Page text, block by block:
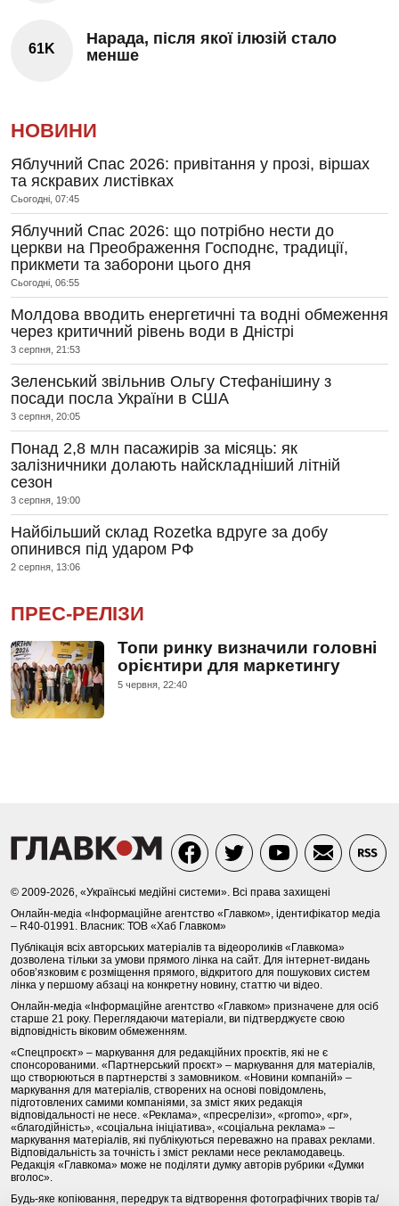
61K
Нарада, після якої ілюзій стало
менше
НОВИНИ
Яблучний Спас 2026: привітання у прозі, віршах
та яскравих листівках
Сьогодні, 07:45
Яблучний Спас 2026: що потрібно нести до
церкви на Преображення Господнє, традиції,
прикмети та заборони цього дня
Сьогодні, 06:55
Молдова вводить енергетичні та водні обмеження
через критичний рівень води в Дністрі
3 серпня, 21:53
Зеленський звільнив Ольгу Стефанішину з
посади посла України в США
3 серпня, 20:05
Понад 2,8 млн пасажирів за місяць: як
залізничники долають найскладніший літній
сезон
3 серпня, 19:00
Найбільший склад Rozetka вдруге за добу
опинився під ударом РФ
2 серпня, 13:06
ПРЕС-РЕЛІЗИ
Топи ринку визначили головні
орієнтири для маркетингу
5 червня, 22:40
© 2009-2026, «Українські медійні системи». Всі права захищені
Онлайн-медіа «Інформаційне агентство «Главком», ідентифікатор медіа
– R40-01991. Власник: ТОВ «Хаб Главком»
Публікація всіх авторських матеріалів та відеороликів «Главкома»
дозволена тільки за умови прямого лінка на сайт. Для інтернет-видань
обов’язковим є розміщення прямого, відкритого для пошукових систем
лінка у першому абзаці на конкретну новину, статтю чи відео.
Онлайн-медіа «Інформаційне агентство «Главком» призначене для осіб
старше 21 року. Переглядаючи матеріали, ви підтверджуєте свою
відповідність віковим обмеженням.
«Спецпроєкт» – маркування для редакційних проєктів, які не є
спонсорованими. «Партнерський проєкт» – маркування для матеріалів,
що створюються в партнерстві з замовником. «Новини компаній» –
маркування для матеріалів, створених на основі повідомлень,
підготовлених самими компаніями, за зміст яких редакція
відповідальності не несе. «Реклама», «пресрелізи», «promo», «pr»,
«благодійність», «соціальна ініціатива», «соціальна реклама» –
маркування матеріалів, які публікуються переважно на правах реклами.
Відповідальність за точність і зміст реклами несе рекламодавець.
Редакція «Главкома» може не поділяти думку авторів рубрики «Думки
вголос».
Будь-яке копіювання, передрук та відтворення фотографічних творів та/